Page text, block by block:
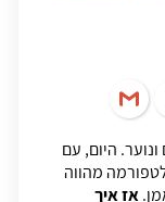
היום, עם
מהווה
אז איך